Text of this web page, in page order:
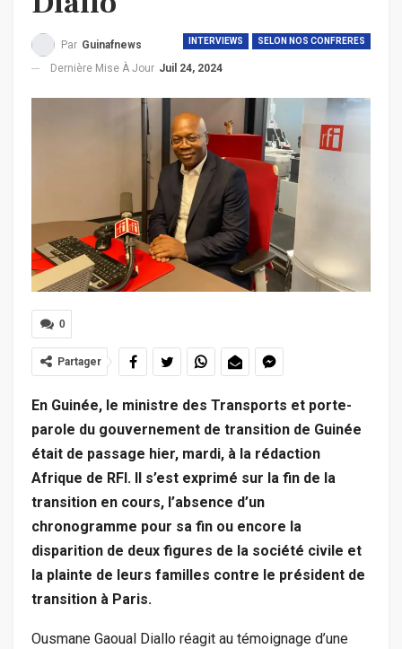
INTERVIEWS SELON NOS CONFRERES
Par Guinafnews
Dernière Mise À Jour Juil 24, 2024
0
Partager
En Guinée, le ministre des Transports et porte-
parole du gouvernement de transition de Guinée
était de passage hier, mardi, à la rédaction
Afrique de RFI. Il s’est exprimé sur la fin de la
transition en cours, l’absence d’un
chronogramme pour sa fin ou encore la
disparition de deux figures de la société civile et
la plainte de leurs familles contre le président de
transition à Paris.
Ousmane Gaoual Diallo réagit au témoignage d’une